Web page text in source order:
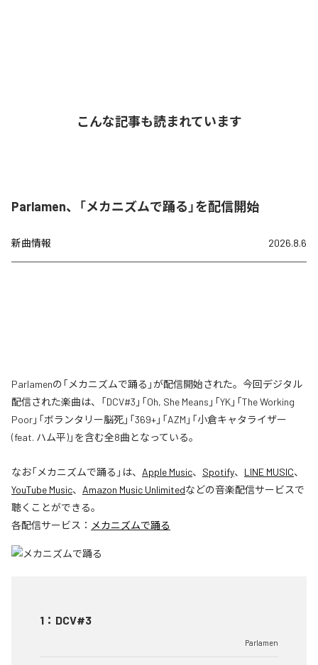
こんな記事も読まれています
Parlamen、「メカニズムで踊る」を配信開始
新曲情報 2026.8.6
Parlamenの「メカニズムで踊る」が配信開始された。今回デジタル
配信された楽曲は、「DCV#3」「Oh, She Means」「YK」「The Working
Poor」「ボランタリー脳死」「369+」「AZM」「小倉キャタライザー
(feat. ハム平)」を含む全8曲となっている。
なお「メカニズムで踊る 」は、 Apple Music、 Spotify、 LINE MUSIC、
YouTube Music、 Amazon Music Unlimitedなどの音楽配信サービスで
聴くことができる。
各配信サービス： メカニズムで踊る
1 ： DCV#3
Parlamen